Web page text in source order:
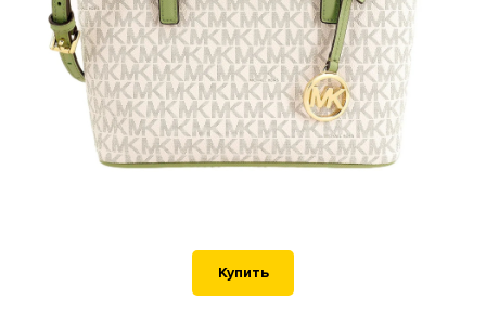
Купить